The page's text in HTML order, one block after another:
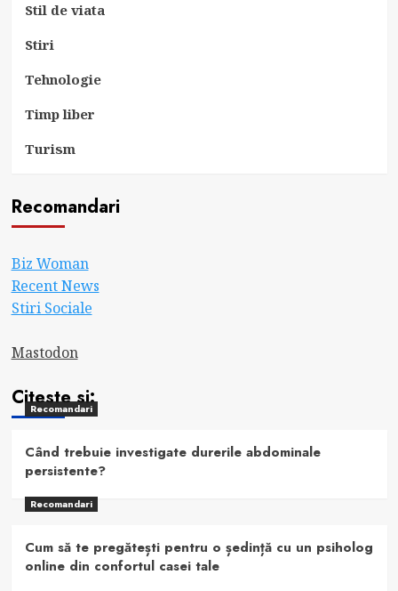
Stil de viata
Stiri
Tehnologie
Timp liber
Turism
Recomandari
Biz Woman
Recent News
Stiri Sociale
Mastodon
Citeste si:
Recomandari
Când trebuie investigate durerile abdominale
persistente?
Recomandari
Cum să te pregătești pentru o ședință cu un psiholog
online din confortul casei tale